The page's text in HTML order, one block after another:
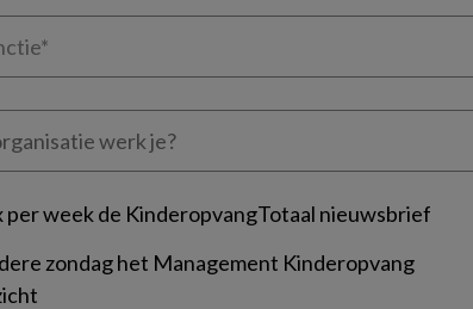
per week de KinderopvangTotaal nieuwsbrief
zondag het Management Kinderopvang